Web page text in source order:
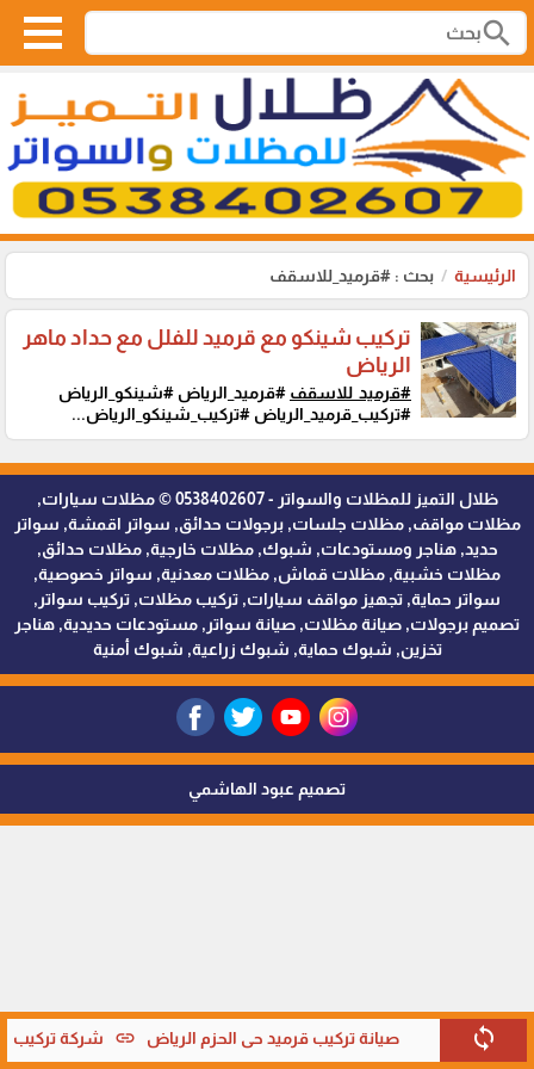
search
الرئيسية بحث : #قرميد_للاسقف
sync صيانة تركيب قرميد حي الحزم الرياض link شركة تركيب
تركيب شينكو مع قرميد للفلل مع حداد ماهر
الرياض
#قرميد_للاسقف #قرميد_الرياض #شينكو_الرياض
#تركيب_قرميد_الرياض #تركيب_شينكو_الرياض...
ظلال التميز للمظلات والسواتر - 0538402607 © مظلات سيارات,
مظلات مواقف, مظلات جلسات, برجولات حدائق, سواتر اقمشة, سواتر
حديد, هناجر ومستودعات, شبوك, مظلات خارجية, مظلات حدائق,
مظلات خشبية, مظلات قماش, مظلات معدنية, سواتر خصوصية,
سواتر حماية, تجهيز مواقف سيارات, تركيب مظلات, تركيب سواتر,
تصميم برجولات, صيانة مظلات, صيانة سواتر, مستودعات حديدية, هناجر
تخزين, شبوك حماية, شبوك زراعية, شبوك أمنية
تصميم عبود الهاشمي